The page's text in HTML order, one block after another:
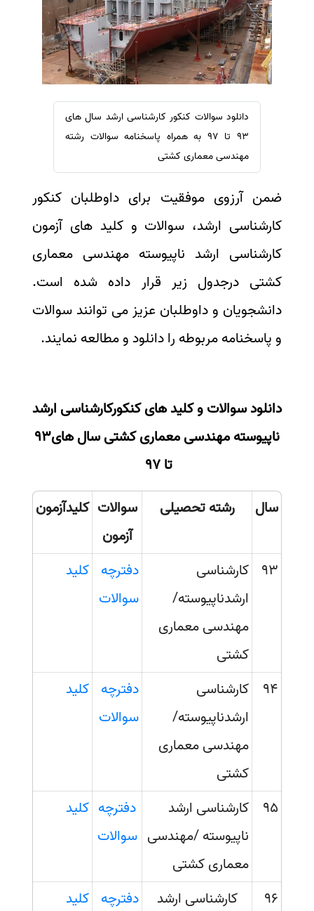
ترجمه عربی به فارسی
مشاهده همه زبان ها
سفارش ویرایش
سفارش پارافریز
سفارش فرمت‌بندی
سفارش کاهش کمیت
سفارش معرفی مجله
سفارش معرفی مقاله
سفارش معرفی کتاب
سفارش چکیده مبسوط
سفارش ترجمه مولتی‌مدیا
سفارش گویندگی
سفارش تولید محتوا
سفارش چکیده گرافیکی
سفارش تهیه کاورلتر
سفارش انگیزه‌نامه‌SOP
دانلود سوالات کنکور کارشناسی ارشد سال های
93 تا 97 به همراه پاسخنامه سوالات رشته
مهندسی معماری کشتی
ضمن آرزوی موفقیت برای داوطلبان کنکور
کارشناسی ارشد، سوالات و کلید های آزمون
کارشناسی ارشد ناپیوسته مهندسی معماری
کشتی درجدول زیر قرار داده شده است.
دانشجویان و داوطلبان عزیز می توانند سوالات
و پاسخنامه مربوطه را دانلود و مطالعه نمایند.
دانلود سوالات و کلید های کنکورکارشناسی ارشد
ناپیوسته مهندسی معماری کشتی سال های93
تا 97
سال
رشته تحصیلی
سوالات
آزمون
کلیدآزمون
93 کارشناسی
ارشدناپیوسته/
مهندسی معماری
کشتی
دفترچه
سوالات
کلید
94
کارشناسی
ارشدناپیوسته/
مهندسی معماری
کشتی
دفترچه
سوالات
کلید
95
کارشناسی ارشد
ناپیوسته /مهندسی
معماری کشتی
دفترچه
سوالات
کلید
96
کارشناسی ارشد
دفترچه کلید